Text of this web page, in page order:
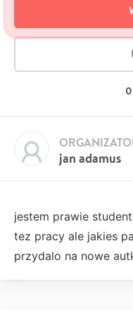
0
jan adamus
jestem prawie
tez pracy ale jakies
przydalo na nowe